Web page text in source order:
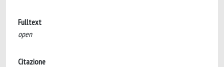
Fulltext
open
Citazione